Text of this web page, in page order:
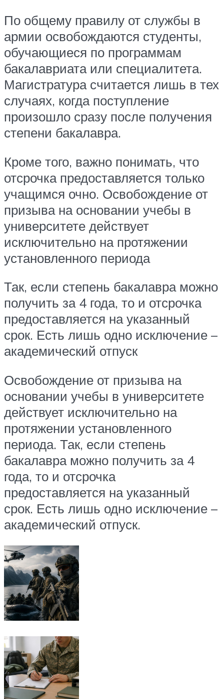
По общему правилу от службы в
армии освобождаются студенты,
обучающиеся по программам
бакалавриата или специалитета.
Магистратура считается лишь в тех
случаях, когда поступление
произошло сразу после получения
степени бакалавра.
Кроме того, важно понимать, что
отсрочка предоставляется только
учащимся очно. Освобождение от
призыва на основании учебы в
университете действует
исключительно на протяжении
установленного периода
Так, если степень бакалавра можно
получить за 4 года, то и отсрочка
предоставляется на указанный
срок. Есть лишь одно исключение –
академический отпуск
Освобождение от призыва на
основании учебы в университете
действует исключительно на
протяжении установленного
периода. Так, если степень
бакалавра можно получить за 4
года, то и отсрочка
предоставляется на указанный
срок. Есть лишь одно исключение –
академический отпуск.